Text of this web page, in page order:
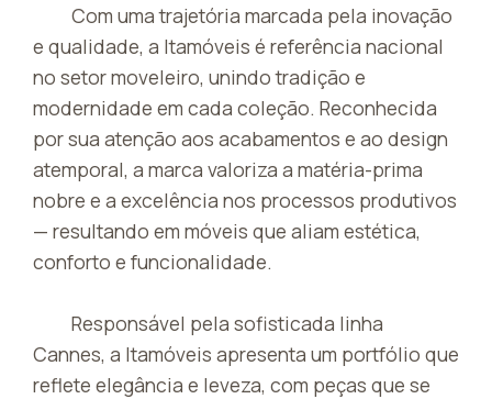
Com uma trajetória marcada pela inovação
e qualidade, a Itamóveis é referência nacional
no setor moveleiro, unindo tradição e
modernidade em cada coleção. Reconhecida
por sua atenção aos acabamentos e ao design
atemporal, a marca valoriza a matéria-prima
nobre e a excelência nos processos produtivos
— resultando em móveis que aliam estética,
conforto e funcionalidade.
Responsável pela sofisticada linha
Cannes, a Itamóveis apresenta um portfólio que
reflete elegância e leveza, com peças que se